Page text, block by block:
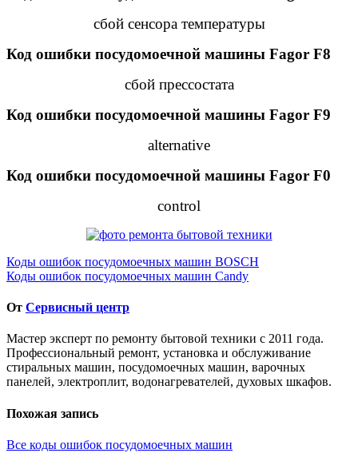
сбой сенсора температуры
Код ошибки посудомоечной машины Fagor F8
сбой прессостата
Код ошибки посудомоечной машины Fagor F9
alternative
Код ошибки посудомоечной машины Fagor F0
control
Навигация
по
записям
Коды ошибок посудомоечных машин BOSCH
Коды ошибок посудомоечных машин Candy
От Сервисный центр
Мастер эксперт по ремонту бытовой техники с 2011 года.
Профессиональный ремонт, установка и обслуживание
стиральных машин, посудомоечных машин, варочных
панелей, электроплит, водонагревателей, духовых шкафов.
Похожая запись
Все коды ошибок посудомоечных машин